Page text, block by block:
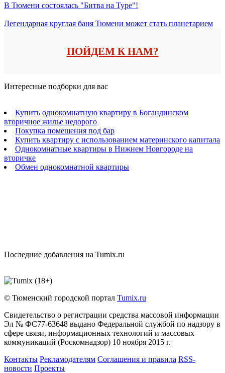
В Тюмени состоялась "Битва на Туре"!
Легендарная круглая баня Тюмени может стать планетарием
ПОЙДЕМ К НАМ?
Интересные подборки для вас
Купить однокомнатную квартиру в Богандинском
вторичное жилье недорого
Покупка помещения под бар
Купить квартиру с использованием материнского капитала
Однокомнатные квартиры в Нижнем Новгороде на
вторичке
Обмен однокомнатной квартиры
Последние добавления на Tumix.ru
© Тюменский городской портал Tumix.ru
Свидетельство о регистрации средства массовой информации
Эл № ФС77-63648 выдано Федеральной службой по надзору в
сфере связи, информационных технологий и массовых
коммуникаций (Роскомнадзор) 10 ноября 2015 г.
Контакты Рекламодателям Соглашения и правила RSS-
новости Проекты